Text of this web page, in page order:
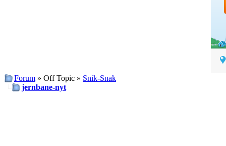
Forum » Off Topic » Snik-Snak
jernbane-nyt